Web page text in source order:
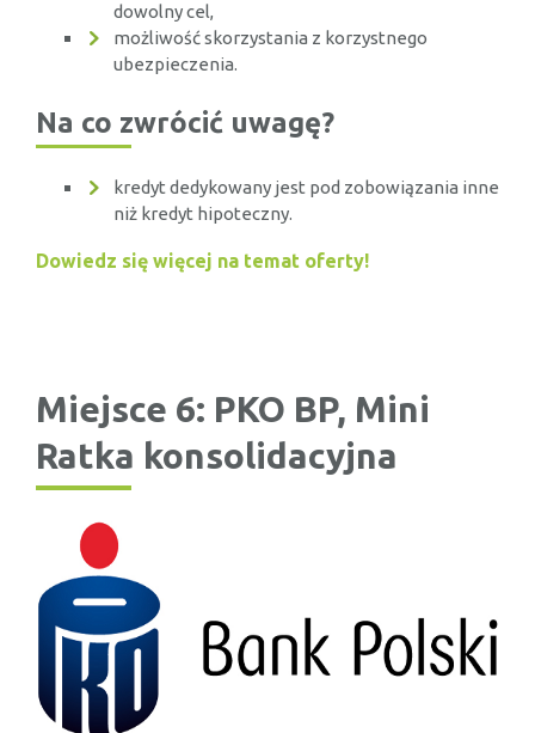
dowolny cel,
możliwość skorzystania z korzystnego
ubezpieczenia.
Na co zwrócić uwagę?
kredyt dedykowany jest pod zobowiązania inne
niż kredyt hipoteczny.
Dowiedz się więcej na temat oferty!
Miejsce 6: PKO BP, Mini
Ratka konsolidacyjna